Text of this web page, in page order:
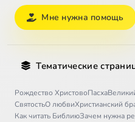
Мне нужна помощь
Тематические
Рождество ХристовоПасха
СвятостьО любвиХристианский
Как читать БиблиюЗачем нужна